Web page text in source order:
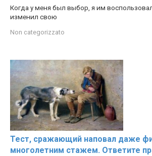
Когда у меня был выбор, я им
изменил свою
Non categorizzato
Тест, сражающий наповал даже
многолетним стажем. Ответите